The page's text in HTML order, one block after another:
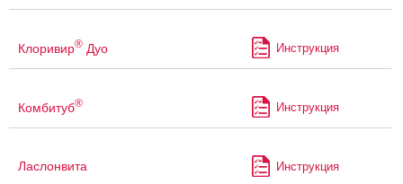
Клоривир® Дуо Инструкция
Комбитуб® Инструкция
Ласлонвита Инструкция